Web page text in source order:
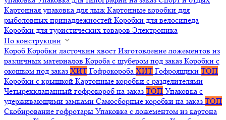
Картонная упаковка для лыж Картонные коробки для
рыболовных принадлежностей Коробки для велосипеда
Коробки для туристических товаров Электроника
По конструкции
Короб Коробки ласточкин хвост Изготовление ложементов из
различных материалов Короба с шубером под заказ Коробки с
окошком под заказ ХИТ Гофрокороба ХИТ Гофроящики ТОП
Коробки с крышкой Картонные коробки с разделителями
Четырехклапанный гофрокороб на заказ ТОП Упаковка с
удерживающими замками Самосборные коробки на заказ ТОП
Скобирование гофротары Упаковка с ложементом из картона